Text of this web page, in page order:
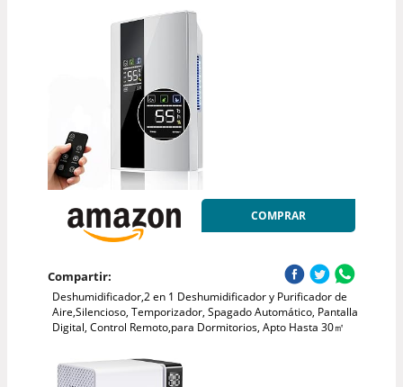
COMPRAR
Compartir:
Deshumidificador,2 en 1 Deshumidificador y Purificador de
Aire,Silencioso, Temporizador, Spagado Automático, Pantalla
Digital, Control Remoto,para Dormitorios, Apto Hasta 30㎡